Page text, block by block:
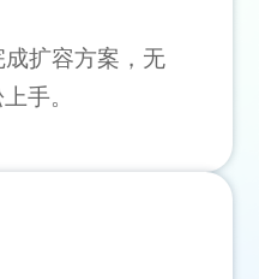
扩容方案，无
手。